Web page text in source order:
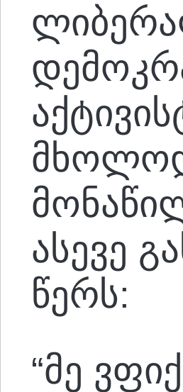
მხოლოდ
ასევე
წერს:
“მე